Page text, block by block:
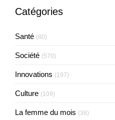
Catégories
Santé (80)
Société (570)
Innovations (197)
Culture (109)
La femme du mois (38)